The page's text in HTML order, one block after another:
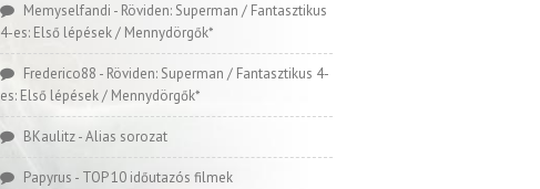
Memyselfandi - Röviden: Superman / Fantasztikus
4-es: Első lépések / Mennydörgők*
Frederico88 - Röviden: Superman / Fantasztikus 4-
es: Első lépések / Mennydörgők*
BKaulitz-Alias sorozat
Papyrus - TOP 10 időutazós filmek